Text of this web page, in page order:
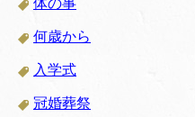
体の事
何歳から
入学式
冠婚葬祭